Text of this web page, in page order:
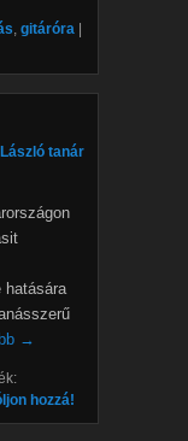
gitáróra |
tanár
hatására
→
hozzá!